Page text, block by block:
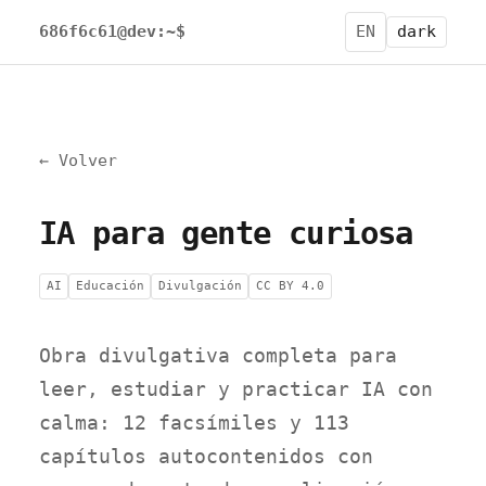
686f6c61@dev:~$ EN dark
← Volver
IA para gente curiosa
AI Educación Divulgación CC BY 4.0
Obra divulgativa completa para
leer, estudiar y practicar IA con
calma: 12 facsímiles y 113
capítulos autocontenidos con